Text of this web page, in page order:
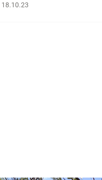
18.10.23